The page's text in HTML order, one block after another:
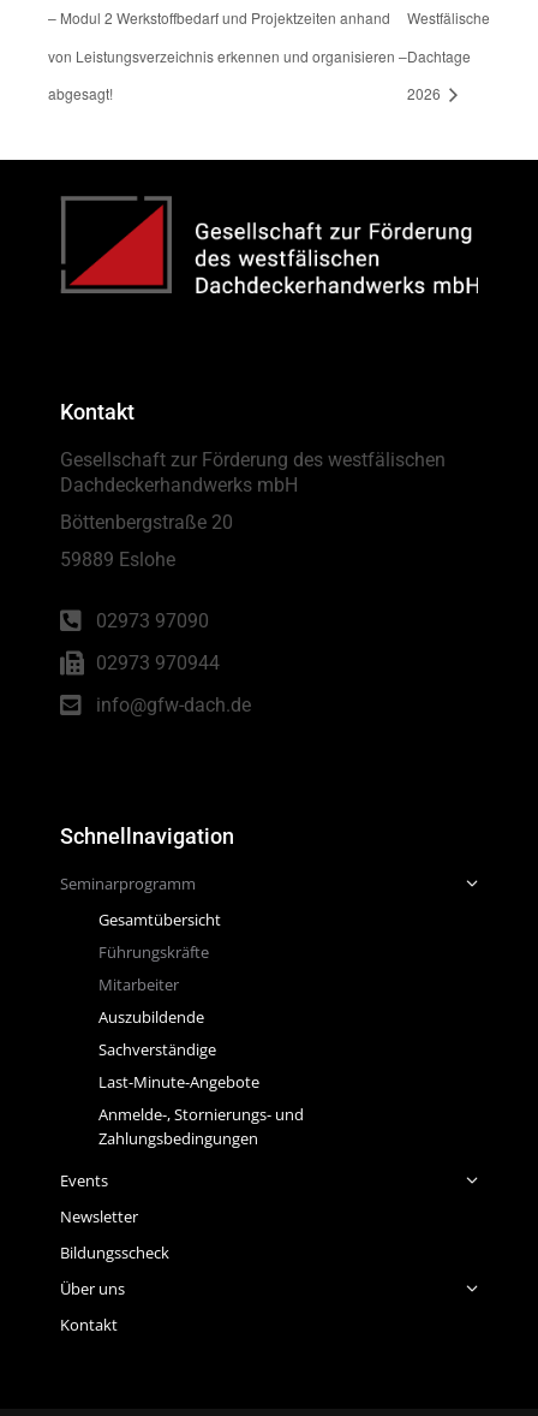
– Modul 2 Werkstoffbedarf und Projektzeiten anhand
von Leistungsverzeichnis erkennen und organisieren –
abgesagt!
Westfälische
Dachtage
2026
Kontakt
Gesellschaft zur Förderung des westfälischen
Dachdeckerhandwerks mbH
Böttenbergstraße 20
59889 Eslohe
02973 97090
02973 970944
info@gfw-dach.de
Schnellnavigation
Seminarprogramm
Gesamtübersicht
Führungskräfte
Mitarbeiter
Auszubildende
Sachverständige
Last-Minute-Angebote
Anmelde-, Stornierungs- und
Zahlungsbedingungen
Events
Newsletter
Bildungsscheck
Über uns
Kontakt